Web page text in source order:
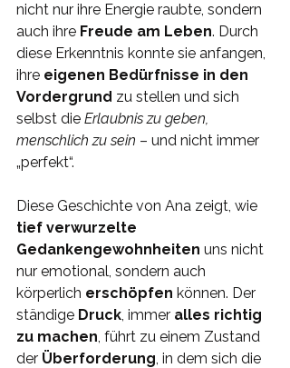
nicht nur ihre Energie raubte, sondern
auch ihre Freude am Leben. Durch
diese Erkenntnis konnte sie anfangen,
ihre eigenen Bedürfnisse in den
Vordergrund zu stellen und sich
selbst die Erlaubnis zu geben,
menschlich zu sein – und nicht immer
„perfekt“.
Diese Geschichte von Ana zeigt, wie
tief verwurzelte
Gedankengewohnheiten uns nicht
nur emotional, sondern auch
körperlich erschöpfen können. Der
ständige Druck, immer alles richtig
zu machen, führt zu einem Zustand
der Überforderung, in dem sich die